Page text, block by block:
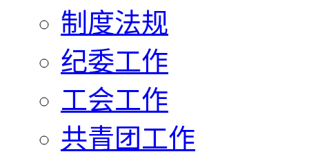
制度法规
纪委工作
工会工作
共青团工作